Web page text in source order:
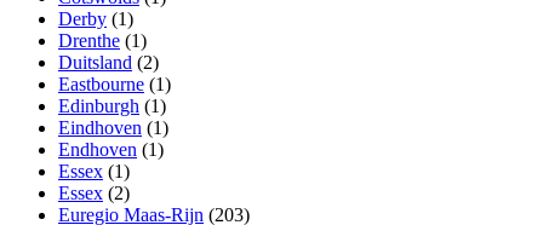
Derby (1)
Drenthe (1)
Duitsland (2)
Eastbourne (1)
Edinburgh (1)
Eindhoven (1)
Endhoven (1)
Essex (1)
Essex (2)
Euregio Maas-Rijn (203)